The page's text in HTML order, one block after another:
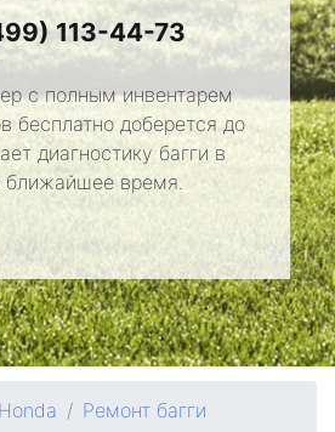
113-44-73
с полным инвентарем
бесплатно доберется до
диагностику багги в
ближайшее время.
Ремонт багги